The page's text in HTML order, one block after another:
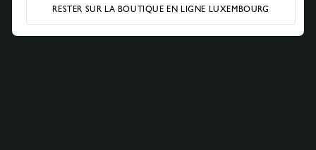
RESTER SUR LA BOUTIQUE EN LIGNE LUXEMBOURG